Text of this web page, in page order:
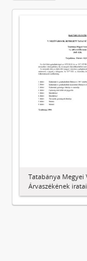
Tatabánya Megyei
Árvaszékének iratai